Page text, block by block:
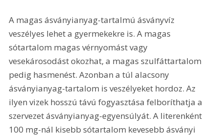
A magas ásványianyag-tartalmú ásványvíz
veszélyes lehet a gyermekekre is. A magas
sótartalom magas vérnyomást vagy
vesekárosodást okozhat, a magas szulfáttartalom
pedig hasmenést. Azonban a túl alacsony
ásványianyag-tartalom is veszélyeket hordoz. Az
ilyen vizek hosszú távú fogyasztása felboríthatja a
szervezet ásványianyag-egyensúlyát. A literenként
100 mg-nál kisebb sótartalom kevesebb ásványi